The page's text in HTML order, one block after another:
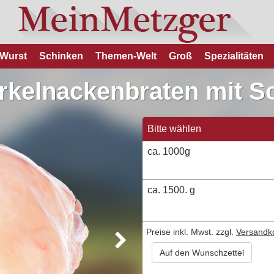
Wurst Schinken Themen-Welt Groß Spezialitäten
mit
Bitte wählen
ca. 1000g
ca. 1500. g
Preise inkl. Mwst. zzgl.
Auf den Wunschzettel